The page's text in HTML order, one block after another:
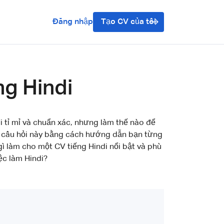
Đăng nhập Tạo CV của tôi
Hindi
mỉ và chuẩn xác, nhưng làm thế nào để
hỏi này bằng cách hướng dẫn bạn từng
cho một CV tiếng Hindi nổi bật và phù
làm Hindi?